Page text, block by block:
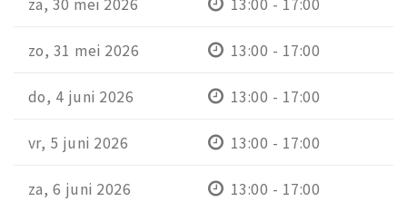
za, 30 mei 2026 13:00 - 17:00
zo, 31 mei 2026 13:00 - 17:00
do, 4 juni 2026 13:00 - 17:00
vr, 5 juni 2026 13:00 - 17:00
za, 6 juni 2026 13:00 - 17:00